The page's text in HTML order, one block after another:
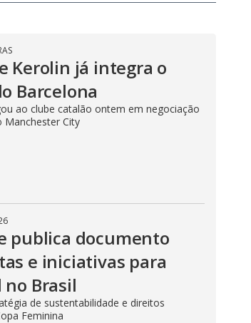
Kerolin já integra o
Barcelona
ao clube catalão ontem em negociação
Manchester City
publica documento
e iniciativas para
Brasil
de sustentabilidade e direitos
Feminina